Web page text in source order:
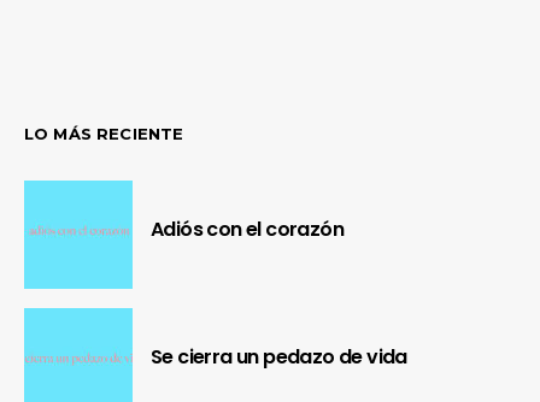
LO MÁS RECIENTE
Adiós con el corazón
Se cierra un pedazo de vida